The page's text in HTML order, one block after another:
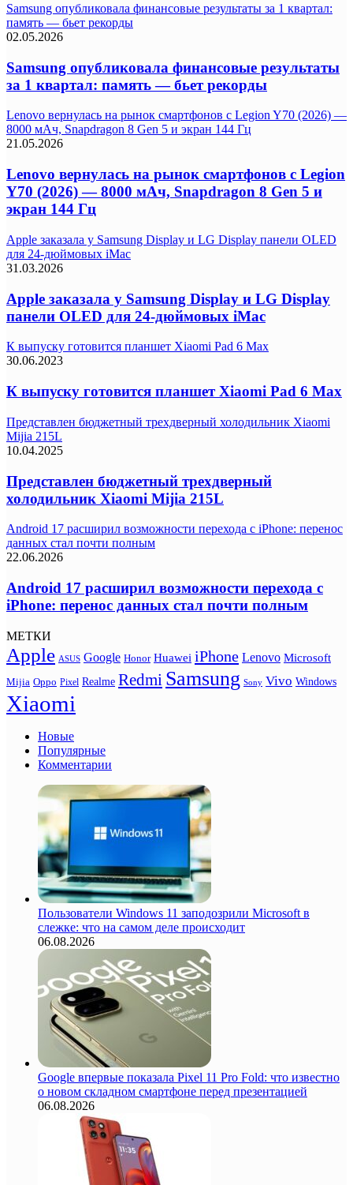
Samsung опубликовала финансовые результаты за 1 квартал:
память — бьет рекорды
02.05.2026
Samsung опубликовала финансовые результаты
за 1 квартал: память — бьет рекорды
Lenovo вернулась на рынок смартфонов с Legion Y70 (2026) —
8000 мАч, Snapdragon 8 Gen 5 и экран 144 Гц
21.05.2026
Lenovo вернулась на рынок смартфонов с Legion
Y70 (2026) — 8000 мАч, Snapdragon 8 Gen 5 и
экран 144 Гц
Apple заказала у Samsung Display и LG Display панели OLED
для 24-дюймовых iMac
31.03.2026
Apple заказала у Samsung Display и LG Display
панели OLED для 24-дюймовых iMac
К выпуску готовится планшет Xiaomi Pad 6 Max
30.06.2023
К выпуску готовится планшет Xiaomi Pad 6 Max
Представлен бюджетный трехдверный холодильник Xiaomi
Mijia 215L
10.04.2025
Представлен бюджетный трехдверный
холодильник Xiaomi Mijia 215L
Android 17 расширил возможности перехода с iPhone: перенос
данных стал почти полным
22.06.2026
Android 17 расширил возможности перехода с
iPhone: перенос данных стал почти полным
МЕТКИ
Apple ASUS Google Honor Huawei iPhone Lenovo Microsoft
Mijia Oppo Pixel Realme Redmi Samsung Sony Vivo Windows
Xiaomi
Новые
Популярные
Комментарии
Пользователи Windows 11 заподозрили Microsoft в
слежке: что на самом деле происходит
06.08.2026
Google впервые показала Pixel 11 Pro Fold: что известно
о новом складном смартфоне перед презентацией
06.08.2026